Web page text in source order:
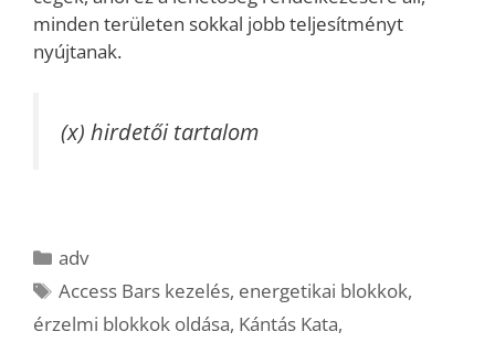
minden területen sokkal jobb teljesítményt
nyújtanak.
(x) hirdetői tartalom
Kategória
adv
Címkék
Access Bars kezelés, energetikai blokkok,
érzelmi blokkok oldása, Kántás Kata,